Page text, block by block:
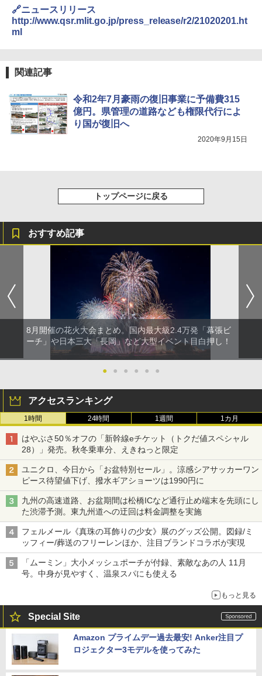
A26 地球の歩き方 チェコ ポーランド スロヴ
ァキア 2026～2027 地球の歩き方A ヨーロッ
パ
￥1,540
￥5,999
￥9,990
[キャンパーズコレクション 山善] 傘みたいに
￥15,990
送
￥680
着替えテント トイレテント 透けない【換気
🔗ニュースリリース
http://www.qsr.mlit.go.jp/press_release/r2/21020201.ht
ml
関連記事
令和2年7月豪雨の復旧事業に予備費315
億円。県管理の道路なども権限代行によ
り国が復旧へ
2020年9月15日
トップページに戻る
おすすめ記事
8月開催の花火大会まとめ。国内最大級2.4万発「幕張ビ
ーチ」や日本三大「長岡」など大型イベント目白押し！
● ● ● ● ● ●
アクセスランキング
1時間 24時間 1週間 1カ月
はやぶさ50％オフの「新幹線eチケット（トクだ値スペシャル
28）」発売。秋冬乗車分、えきねっと限定
ユニクロ、今日から「お盆特別セール」。涼感シアサッカーワン
ピース待望値下げ、撥水ギアショーツは1990円に
九州の高速道路、お盆期間は松橋ICなど通行止め端末を先頭にし
た渋滞予測。東九州道への迂回は料金調整を実施
フェルメール《真珠の耳飾りの少女》展のグッズ公開。図録/ミ
ッフィー/葬送のフリーレンほか、注目ブランドコラボが実現
「ムーミン」大小メッシュポーチが付録、素敵なあの人 11月
号。中身が見やすく、温泉スパにも使える
もっと見る
Special Site
Amazon プライムデー過去最安! Anker注目プ
ロジェクター3モデルを使ってみた